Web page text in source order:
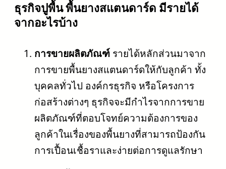
ธุรกิจปูพื้น พื้นยางสแตนดาร์ด มีรายได้
จากอะไรบ้าง
การขายผลิตภัณฑ์ รายได้หลักส่วนมาจาก
การขายพื้นยางสแตนดาร์ดให้กับลูกค้า ทั้ง
บุคคลทั่วไป องค์กรธุรกิจ หรือโครงการ
ก่อสร้างต่างๆ ธุรกิจจะมีกำไรจากการขาย
ผลิตภัณฑ์ที่ตอบโจทย์ความต้องการของ
ลูกค้าในเรื่องของพื้นยางที่สามารถป้องกัน
การเปื้อนเชื้อราและง่ายต่อการดูแลรักษา